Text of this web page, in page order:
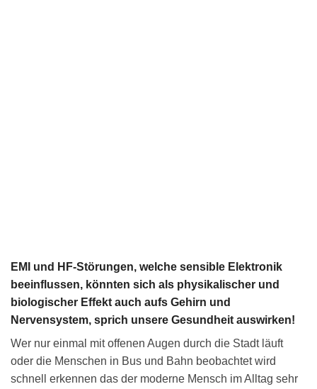
EMI und HF-Störungen, welche sensible Elektronik
beeinflussen, könnten sich als physikalischer und
biologischer Effekt auch aufs Gehirn und
Nervensystem, sprich unsere Gesundheit auswirken!
Wer nur einmal mit offenen Augen durch die Stadt läuft
oder die Menschen in Bus und Bahn beobachtet wird
schnell erkennen das der moderne Mensch im Alltag sehr